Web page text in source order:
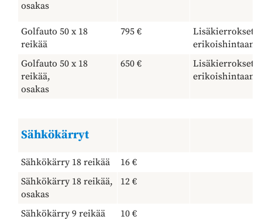
osakas
Golfauto 50 x 18
reikää
795 €
Lisäkierrokset
erikoishintaan
Golfauto 50 x 18
reikää,
osakas
650 €
Lisäkierrokset
erikoishintaan
Sähkökärryt
Sähkökärry 18 reikää
16 €
Sähkökärry 18 reikää,
osakas
12 €
Sähkökärry 9 reikää
10 €